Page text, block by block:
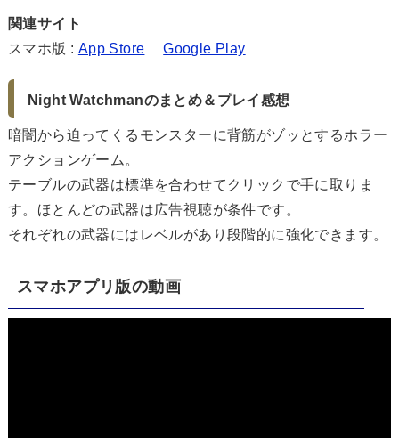
関連サイト
スマホ版 : App Store Google Play
Night Watchmanのまとめ＆プレイ感想
暗闇から迫ってくるモンスターに背筋がゾッとするホラー
アクションゲーム。
テーブルの武器は標準を合わせてクリックで手に取りま
す。ほとんどの武器は広告視聴が条件です。
それぞれの武器にはレベルがあり段階的に強化できます。
スマホアプリ版の動画